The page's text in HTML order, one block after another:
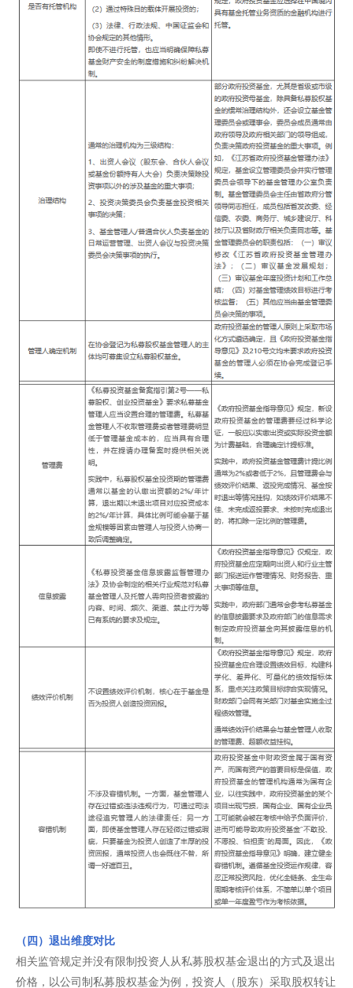
（四）退出维度对比
相关监管规定并没有限制投资人从私募股权基金退出的方式及退出
价格，以公司制私募股权基金为例，投资人（股东）采取股权转让